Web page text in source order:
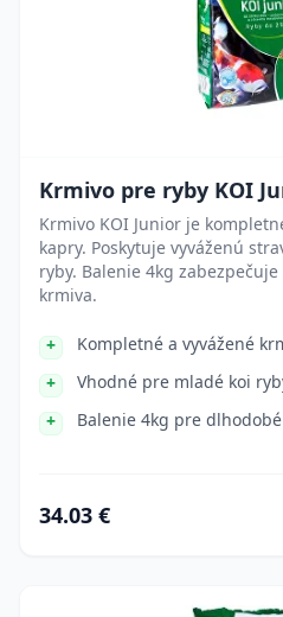
Krmivo pre ryby KOI
Krmivo KOI Junior je
kapry. Poskytuje vyváženú
ryby. Balenie 4kg
krmiva.
Kompletné a vyvážené
Vhodné pre mladé koi
Balenie 4kg pre
34.03 €